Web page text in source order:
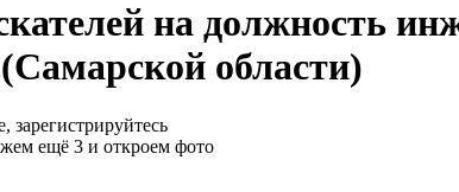
на должность
области)
зарегистрируйтесь
ещё 3 и откроем фото